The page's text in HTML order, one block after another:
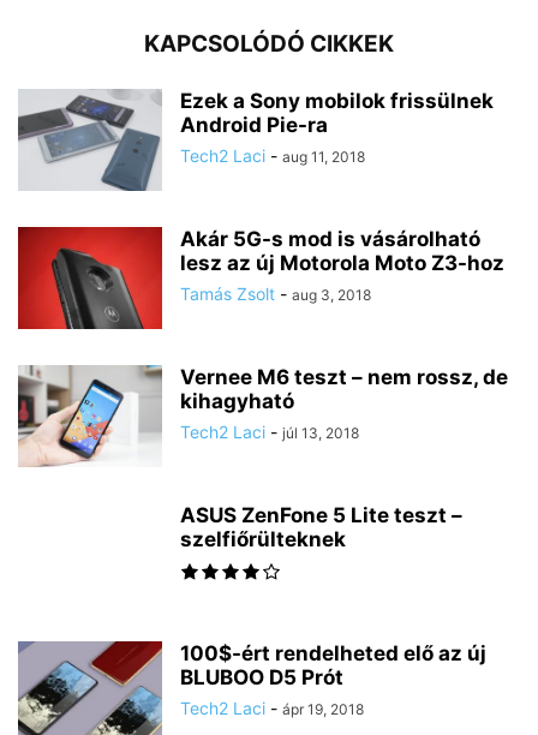
KAPCSOLÓDÓ CIKKEK
Ezek a Sony mobilok frissülnek
Android Pie-ra
Tech2 Laci - aug 11, 2018
Akár 5G-s mod is vásárolható
lesz az új Motorola Moto Z3-hoz
Tamás Zsolt - aug 3, 2018
Vernee M6 teszt – nem rossz, de
kihagyható
Tech2 Laci - júl 13, 2018
ASUS ZenFone 5 Lite teszt –
szelfiőrülteknek
100$-ért rendelheted elő az új
BLUBOO D5 Prót
Tech2 Laci - ápr 19, 2018